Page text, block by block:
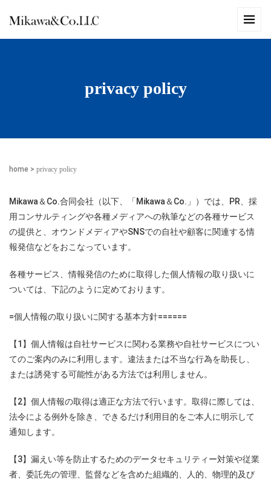
privacy policy
home > privacy policy
Mikawa＆Co.合同会社（以下、「Mikawa＆Co.」）では、PR、採
用コンサルティングや各種メディアへの執筆などの各種サービス
の提供と、オウンドメディアやSNSでの自社や顧客に関連する情
報発信などをおこなっています。
各種サービス、情報発信のために取得した個人情報の取り扱いに
ついては、下記のように定めております。
=個人情報の取り扱いに関する基本方針======
【1】個人情報は自社サービスに関わる業務や自社サービスについ
てのご案内のみに利用します。違法または不当な行為を助長し、
または誘発する可能性がある方法では利用しません。
【2】個人情報の取得は適正な方法で行います。取得に際しては、
法令による例外を除き、できるだけ利用目的をご本人に明示して
通知します。
【3】漏えい等を防止するためのデータセキュリティー対策や従業
者、委託先の管理、監督などを含めた組織的、人的、物理的及び